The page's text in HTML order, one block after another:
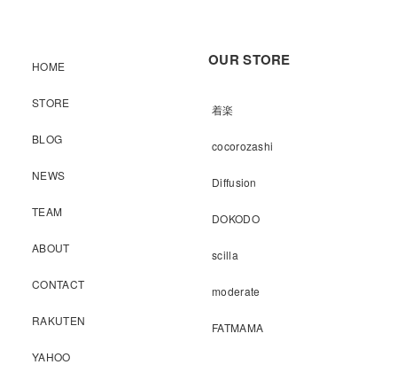
HOME
STORE
BLOG
NEWS
TEAM
ABOUT
CONTACT
RAKUTEN
YAHOO
OUR STORE
着楽
cocorozashi
Diffusion
DOKODO
scilla
moderate
FATMAMA